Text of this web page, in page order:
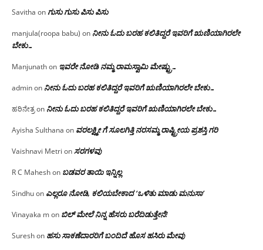
Savitha onಗುಸು ಗುಸು ಪಿಸು ಪಿಸು
manjula(roopa babu) on ನೀನು ಓದು ಬರಹ ಕಲಿತಿದ್ದರೆ ಇವರಿಗೆ ಋಣಿಯಾಗಿರಲೇ
ಬೇಕು…
Manjunathon ಇವರೇ‌ ನೋಡಿ‌ ನಮ್ಮ‌ ರಾಮಸ್ವಾಮಿ ಮೇಷ್ಟ್ರು…
adminon ನೀನು ಓದು ಬರಹ ಕಲಿತಿದ್ದರೆ ಇವರಿಗೆ ಋಣಿಯಾಗಿರಲೇ ಬೇಕು…
ಹರಿನೇತ್ರon ನೀನು ಓದು ಬರಹ ಕಲಿತಿದ್ದರೆ ಇವರಿಗೆ ಋಣಿಯಾಗಿರಲೇ ಬೇಕು…
Ayisha Sulthana on ವರಲಕ್ಷ್ಮೀ ಗೆ ಸೂಲಗಿತ್ತಿ ನರಸಮ್ಮ‌ ರಾಷ್ಟ್ರೀಯ ಪ್ರಶಸ್ತಿ ಗರಿ
Vaishnavi Metri onಸರಗಳವು
R C Maheshon ಬಡವರ ತಾಯಿ ಇನ್ನಿಲ್ಲ
Sindhuon ಎಲ್ಲರೂ ನೋಡಿ, ಕಲಿಯಬೇಕಾದ ‘ಒಳಿತು ಮಾಡು ಮನುಸಾ’
Vinayaka mon ಬಿಲ್ ಮೇಲೆ ನಿನ್ನ ಹೆಸರು ಬರೆದಿಡುತ್ತೇನೆ!
Sureshon ಹಸು ಸಾಕಣೆದಾರರಿಗೆ ಬಂದಿದೆ ಹೊಸ ಹಸಿರು ಮೇವು